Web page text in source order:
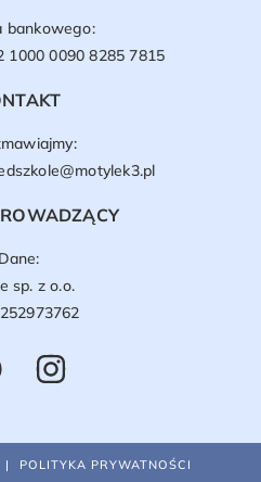
bankowego:
1000 0090 8285 7815
Dane:
sp. z o.o.
POLITYKA PRYWATNOŚCI